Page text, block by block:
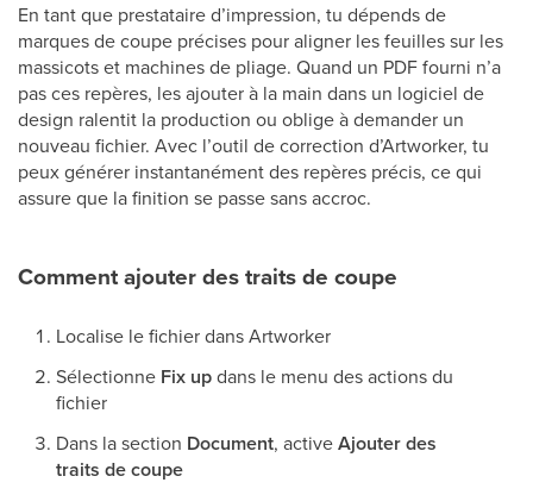
En tant que prestataire d’impression, tu dépends de
marques de coupe précises pour aligner les feuilles sur les
massicots et machines de pliage. Quand un PDF fourni n’a
pas ces repères, les ajouter à la main dans un logiciel de
design ralentit la production ou oblige à demander un
nouveau fichier. Avec l’outil de correction d’Artworker, tu
peux générer instantanément des repères précis, ce qui
assure que la finition se passe sans accroc.
Comment ajouter des traits de coupe
Localise le fichier dans Artworker
Sélectionne Fix updans le menu des actions du
fichier
Dans la section Document, activeAjouter des
traits de coupe